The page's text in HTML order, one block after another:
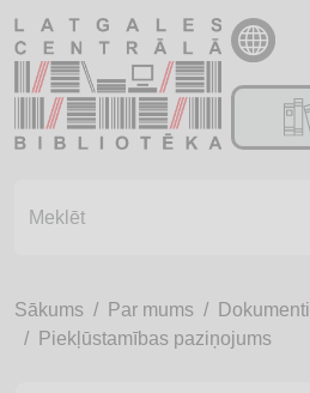
Sākums Par mums
Dokumenti
Piekļūstamības paziņojums